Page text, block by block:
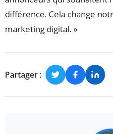
différence. Cela change
marketing digital. »
Partager :